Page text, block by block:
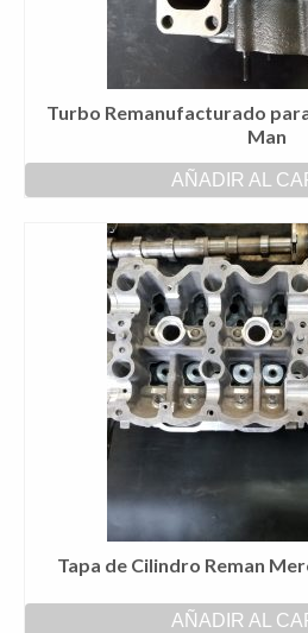
Turbo Remanufacturado
Man
AÑADIR AL
Tapa de Cilindro Reman
AÑADIR AL